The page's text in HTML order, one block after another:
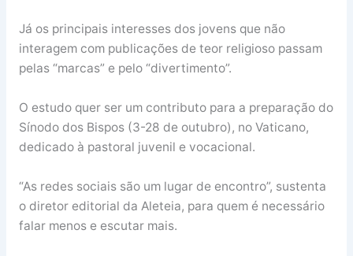
Já os principais interesses dos jovens que não
interagem com publicações de teor religioso passam
pelas “marcas” e pelo “divertimento”.
O estudo quer ser um contributo para a preparação do
Sínodo dos Bispos (3-28 de outubro), no Vaticano,
dedicado à pastoral juvenil e vocacional.
“As redes sociais são um lugar de encontro”, sustenta
o diretor editorial da Aleteia, para quem é necessário
falar menos e escutar mais.